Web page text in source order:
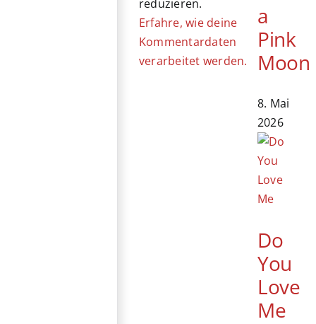
reduzieren.
Erfahre, wie deine
Kommentardaten
verarbeitet werden.
a
Pink
Moon
8. Mai
2026
Do
You
Love
Me